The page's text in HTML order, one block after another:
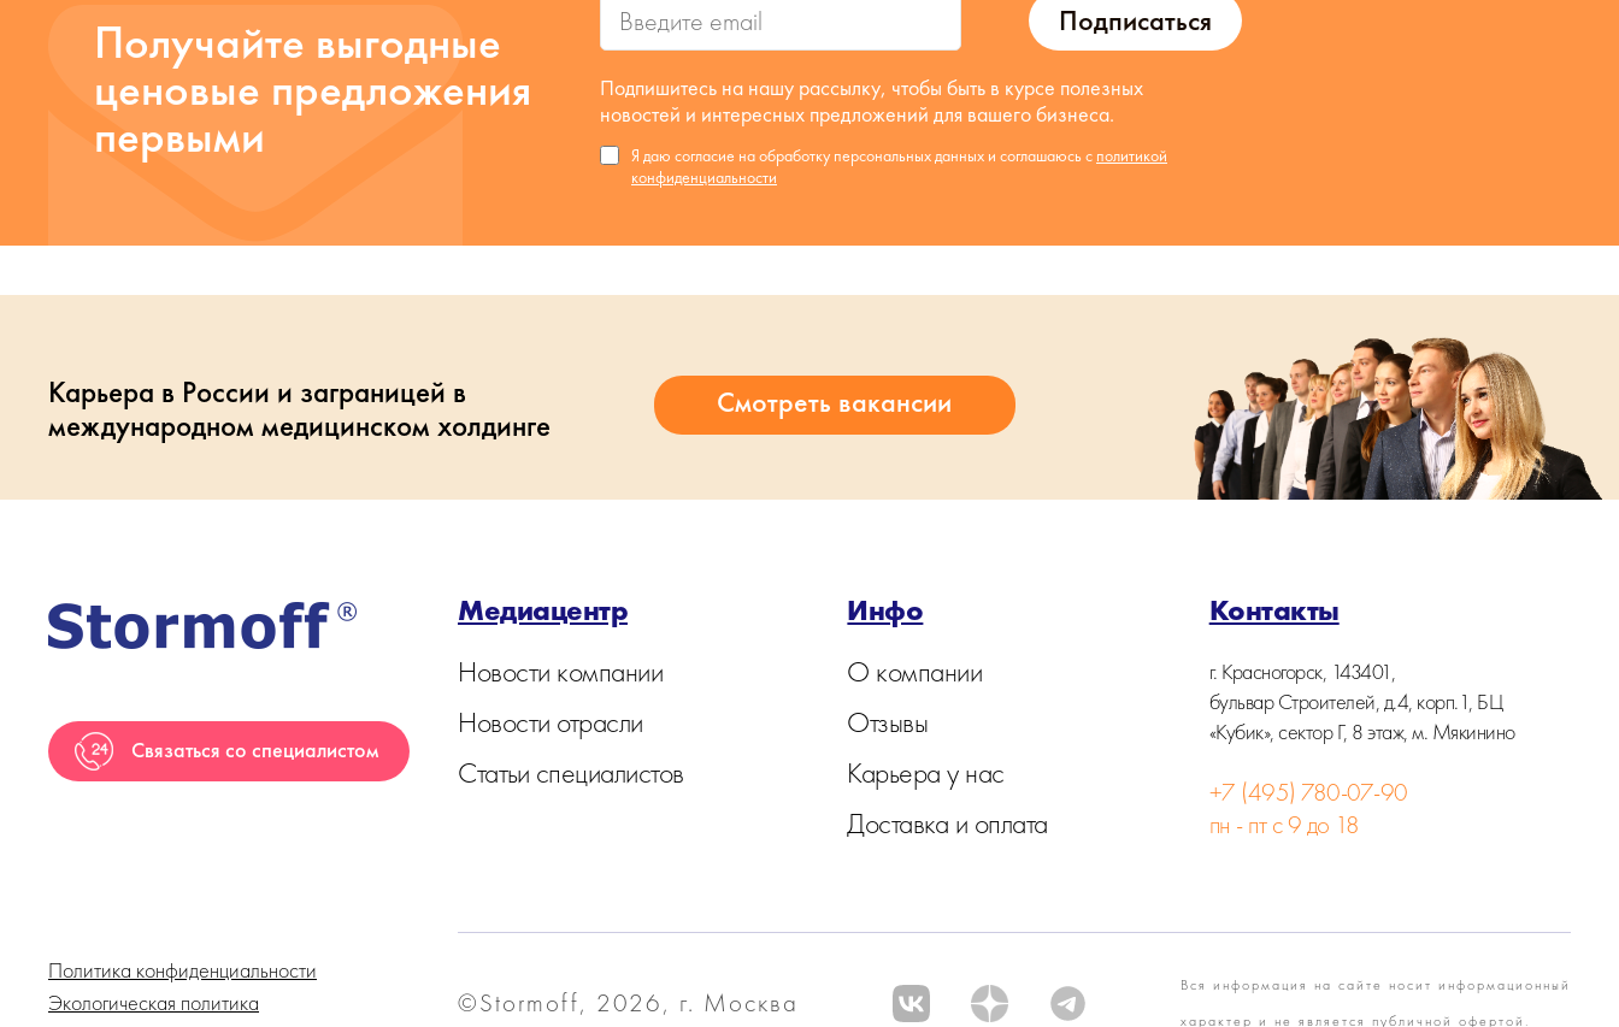
Получайте выгодные
ценовые предложения
первыми
Подписаться
Подпишитесь на нашу рассылку, чтобы быть в курсе полезных
новостей и интересных предложений для вашего бизнеса.
Я даю согласие на обработку персональных данных и соглашаюсь с политикой
конфиденциальности
Карьера в России и заграницей в
международном медицинском холдинге
Связаться со специалистом
Политика конфиденциальности
Экологическая политика
Медиацентр
Новости компании
Новости отрасли
Статьи специалистов
Инфо
О компании
Отзывы
Карьера у нас
Доставка и оплата
Контакты
г. Красногорск, 143401,
бульвар Строителей, д.4, корп.1, БЦ
«Кубик», сектор Г, 8 этаж, м. Мякинино
+7 (495) 780-07-90
пн - пт с 9 до 18
©Stormoff, 2026, г. Москва
Вся информация на сайте носит информационный
характер и не является публичной офертой.